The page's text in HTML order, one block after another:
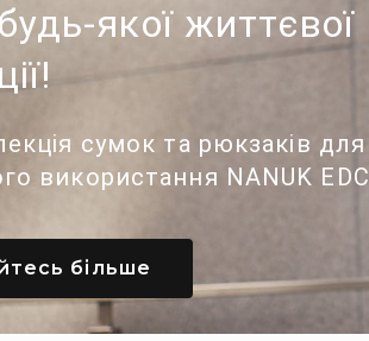
якої життєвої
сумок та рюкзаків для
використання NANUK EDC
більше